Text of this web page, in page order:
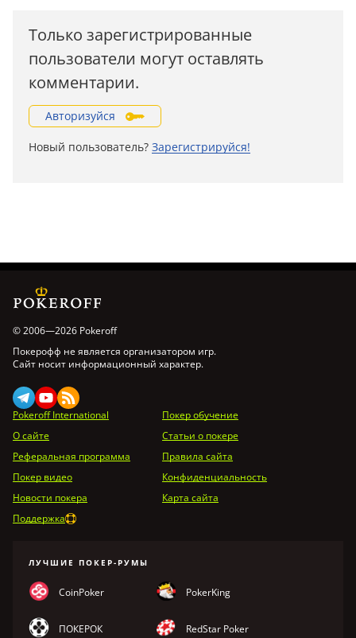
Только зарегистрированные
пользователи могут оставлять
комментарии.
Авторизуйся
Новый пользователь? Зарегистрируйся!
© 2006—2026 Pokeroff
Покерофф не является организатором игр.
Сайт носит информационный характер.
Pokeroff International
Покер обучение
О сайте
Статьи о покере
Реферальная программа
Правила сайта
Покер видео
Конфиденциальность
Новости покера
Карта сайта
Поддержка
ЛУЧШИЕ ПОКЕР-РУМЫ
CoinPoker PokerKing
ПОКЕРОК RedStar Poker